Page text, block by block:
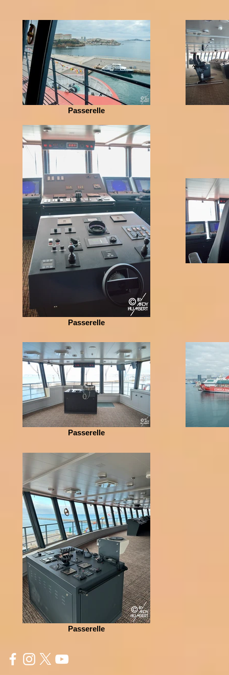
Passerelle
Passerelle
Passerelle
Passerelle